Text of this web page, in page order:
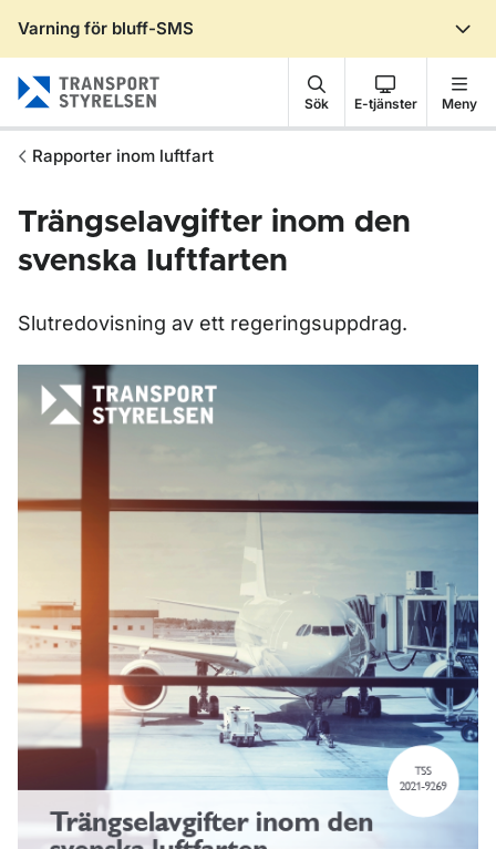
Varning för bluff-SMS
Sök E-tjänster Meny
Rapporter inom luftfart
Trängselavgifter inom den
svenska luftfarten
Slutredovisning av ett regeringsuppdrag.